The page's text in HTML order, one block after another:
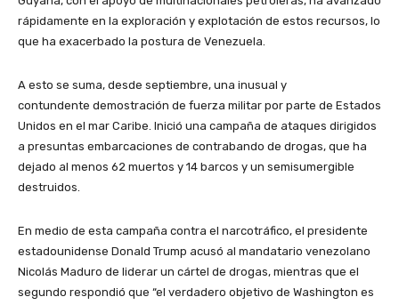
rápidamente en la exploración y explotación de estos recursos, lo
que ha exacerbado la postura de Venezuela.
A esto se suma, desde septiembre, una inusual y
contundente demostración de fuerza militar por parte de Estados
Unidos en el mar Caribe. Inició una campaña de ataques dirigidos
a presuntas embarcaciones de contrabando de drogas, que ha
dejado al menos 62 muertos y 14 barcos y un semisumergible
destruidos.
En medio de esta campaña contra el narcotráfico, el presidente
estadounidense Donald Trump acusó al mandatario venezolano
Nicolás Maduro de liderar un cártel de drogas, mientras que el
segundo respondió que “el verdadero objetivo de Washington es